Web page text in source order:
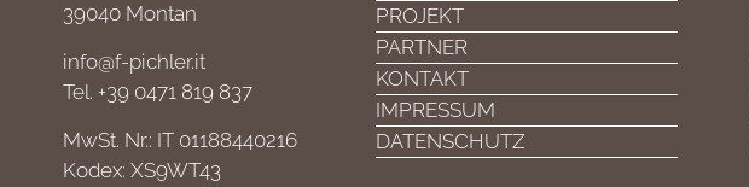
39040 Montan
info@f-pichler.it
Tel. +39 0471 819 837
MwSt. Nr.: IT 01188440216
Kodex: XS9WT43
PROJEKT
PARTNER
KONTAKT
IMPRESSUM
DATENSCHUTZ